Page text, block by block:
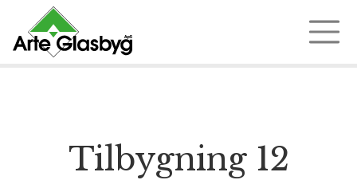
Tilbygning 12